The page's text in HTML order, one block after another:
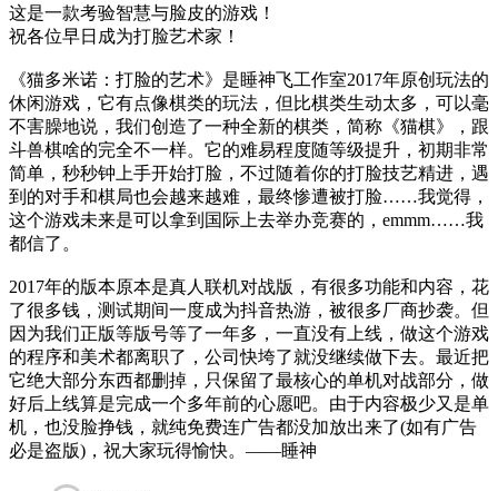
这是一款考验智慧与脸皮的游戏！
祝各位早日成为打脸艺术家！
《猫多米诺：打脸的艺术》是睡神飞工作室2017年原创玩法的
休闲游戏，它有点像棋类的玩法，但比棋类生动太多，可以毫
不害臊地说，我们创造了一种全新的棋类，简称《猫棋》，跟
斗兽棋啥的完全不一样。它的难易程度随等级提升，初期非常
简单，秒秒钟上手开始打脸，不过随着你的打脸技艺精进，遇
到的对手和棋局也会越来越难，最终惨遭被打脸……我觉得，
这个游戏未来是可以拿到国际上去举办竞赛的，emmm……我
都信了。
2017年的版本原本是真人联机对战版，有很多功能和内容，花
了很多钱，测试期间一度成为抖音热游，被很多厂商抄袭。但
因为我们正版等版号等了一年多，一直没有上线，做这个游戏
的程序和美术都离职了，公司快垮了就没继续做下去。最近把
它绝大部分东西都删掉，只保留了最核心的单机对战部分，做
好后上线算是完成一个多年前的心愿吧。由于内容极少又是单
机，也没脸挣钱，就纯免费连广告都没加放出来了(如有广告
必是盗版)，祝大家玩得愉快。——睡神